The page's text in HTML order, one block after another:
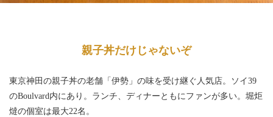
親子丼だけじゃないぞ
東京神田の親子丼の老舗「伊勢」の味を受け継ぐ人気店。ソイ39
のBoulvard内にあり。ランチ、ディナーともにファンが多い。堀炬
燵の個室は最大22名。